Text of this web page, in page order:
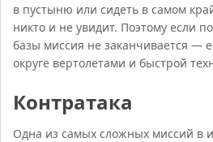
в пустыню или сидеть в самом
никто и не увидит. Поэтому если
базы миссия не заканчивается —
округе вертолетами и быстрой
Контратака
Одна из самых сложных миссий в